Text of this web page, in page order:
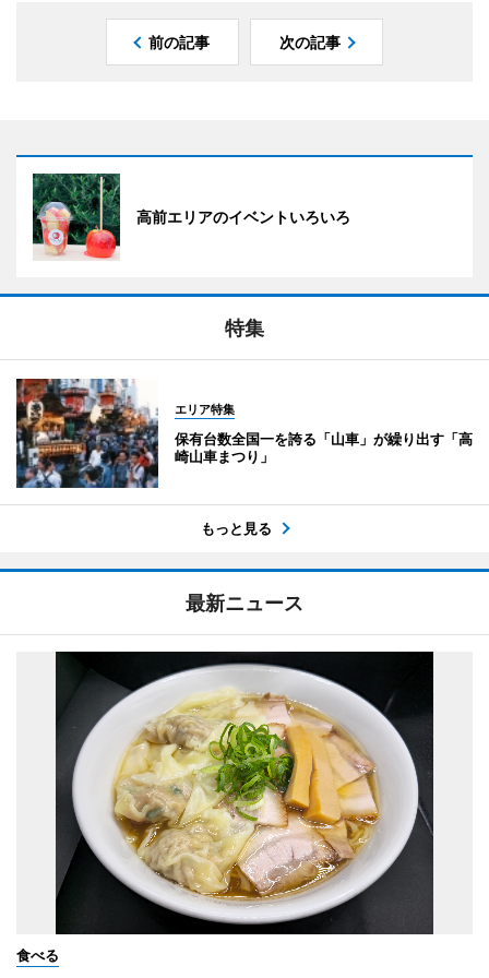
前の記事 次の記事
高前エリアのイベントいろいろ
特集
エリア特集
保有台数全国一を誇る「山車」が繰り出す「高
崎山車まつり」
もっと見る
最新ニュース
食べる